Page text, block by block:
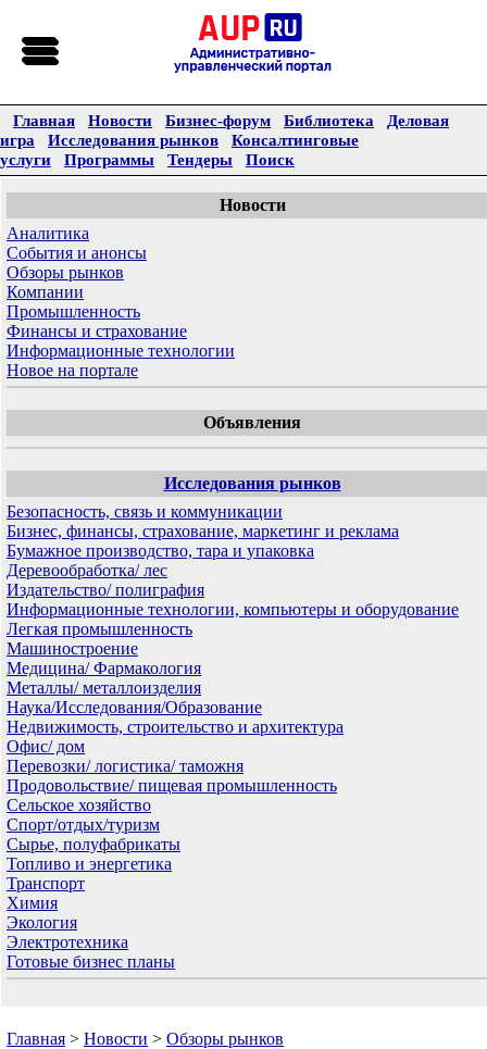
Главная Новости Бизнес-форум Библиотека
Деловая
игра
Исследования рынков
Консалтинговые
услуги
Программы Тендеры Поиск
Новости
Аналитика
События и анонсы
Обзоры рынков
Компании
Промышленность
Финансы и страхование
Информационные технологии
Новое на портале
Объявления
Исследования рынков
Безопасность, связь и коммуникации
Бизнес, финансы, страхование, маркетинг и реклама
Бумажное производство, тара и упаковка
Деревообработка/ лес
Издательство/ полиграфия
Информационные технологии, компьютеры и оборудование
Легкая промышленность
Машиностроение
Медицина/ Фармакология
Металлы/ металлоизделия
Наука/Исследования/Образование
Недвижимость, строительство и архитектура
Офис/ дом
Перевозки/ логистика/ таможня
Продовольствие/ пищевая промышленность
Сельское хозяйство
Спорт/отдых/туризм
Сырье, полуфабрикаты
Топливо и энергетика
Транспорт
Химия
Экология
Электротехника
Готовые бизнес планы
Главная > Новости > Обзоры рынков